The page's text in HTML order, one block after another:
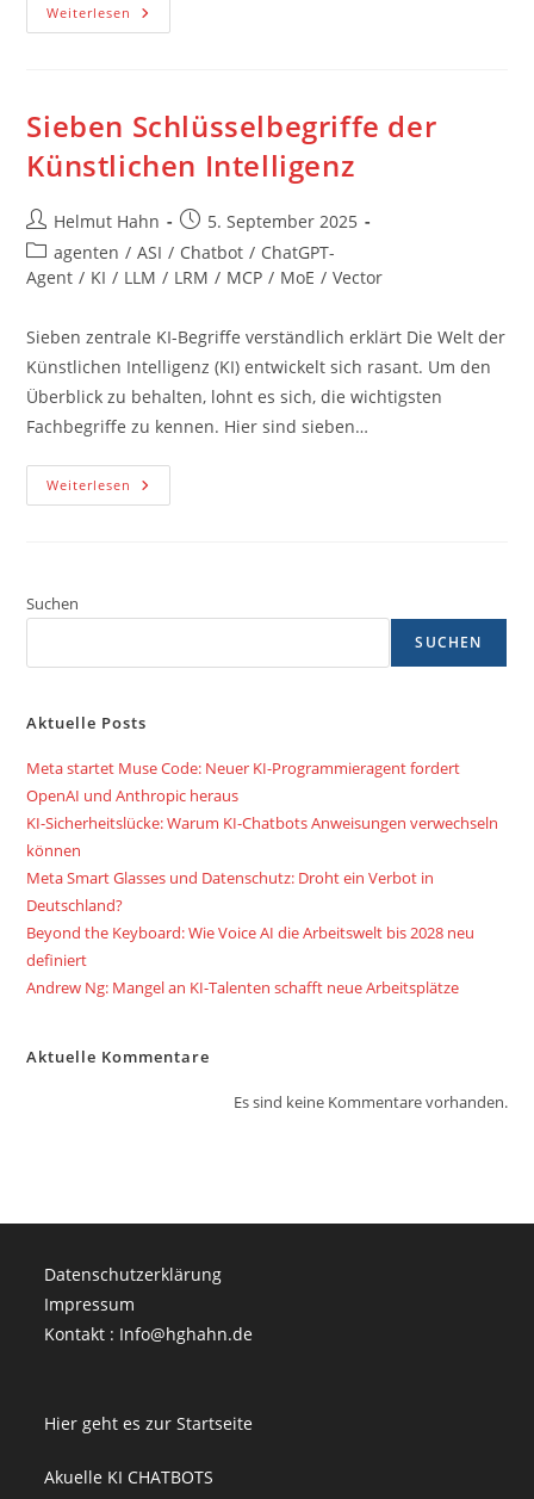
Weiterlesen Was
Sind
Sieben Schlüsselbegriffe der
Künstlichen Intelligenz
Beitrags-
Autor:
Helmut Hahn
Beitrag
veröffentlicht:
5. September 2025
Beitrags-
Kategorie:
agenten / ASI / Chatbot / ChatGPT-
Agent / KI / LLM / LRM / MCP / MoE / Vector
Sieben zentrale KI-Begriffe verständlich erklärt Die Welt der
Künstlichen Intelligenz (KI) entwickelt sich rasant. Um den
Überblick zu behalten, lohnt es sich, die wichtigsten
Fachbegriffe zu kennen. Hier sind sieben…
Weiterlesen Sieben
Schlüsselbegriffe
Suchen
SUCHEN
Aktuelle Posts
Meta startet Muse Code: Neuer KI-Programmieragent fordert
OpenAI und Anthropic heraus
KI-Sicherheitslücke: Warum KI-Chatbots Anweisungen verwechseln
können
Meta Smart Glasses und Datenschutz: Droht ein Verbot in
Deutschland?
Beyond the Keyboard: Wie Voice AI die Arbeitswelt bis 2028 neu
definiert
Andrew Ng: Mangel an KI-Talenten schafft neue Arbeitsplätze
Aktuelle Kommentare
Es sind keine Kommentare vorhanden.
Datenschutzerklärung
Impressum
Kontakt : Info@hghahn.de
Hier geht es zur Startseite
Akuelle KI CHATBOTS